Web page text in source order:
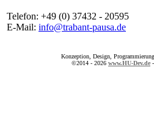
Telefon: +49 (0) 37432 - 20595
E-Mail: info@trabant-pausa.de
Konzeption, Design,
©2014 - 2026 www.HU-Dev.de